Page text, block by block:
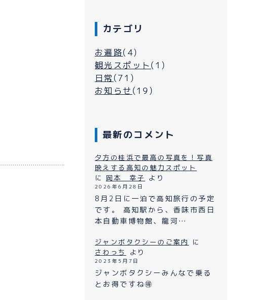
タクシーについて
プライバシーポリシー
お問い合わせ
カテゴリ
お遍路(4)
観光スポット(1)
日常(71)
お知らせ(19)
最新のコメント
夕方の桂浜で最高の写真を！写真
映えする高知の魅力スポット
に 岡本 幸子 より
2026年6月28日
8月2日に一泊で高知旅行の予定
です。 高知駅から、香味市西日
本自動車博物館、龍河…
ジャンボタクシーのご案内
に
さわっち
より
2023年5月7日
ジャンボタクシーみんなで乗る
とお得ですね🉐